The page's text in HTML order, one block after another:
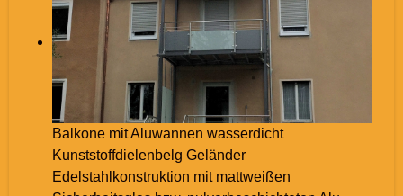
Balkone mit Aluwannen wasserdicht
Kunststoffdielenbelg Geländer
Edelstahlkonstruktion mit mattweißen